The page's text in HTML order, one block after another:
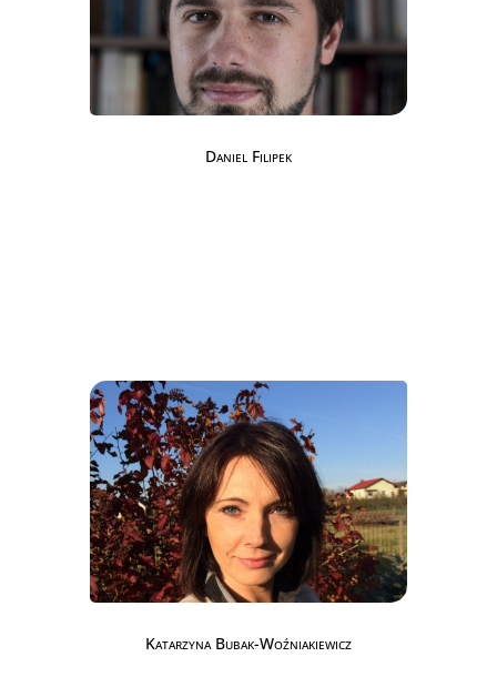
Daniel Filipek
Katarzyna Bubak-Woźniakiewicz